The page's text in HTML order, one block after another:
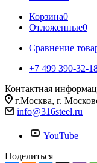
Корзина0
Отложенные0
Сравнение
+7 499 390-32-
Контактная
г.Москва, г.
info@316steel.ru
YouTube
Поделиться